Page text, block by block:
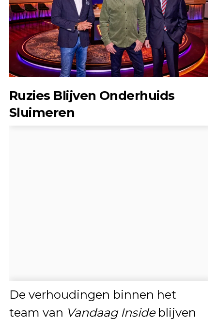
Ruzies Blijven Onderhuids
Sluimeren
De verhoudingen binnen het
team van Vandaag Insideblijven